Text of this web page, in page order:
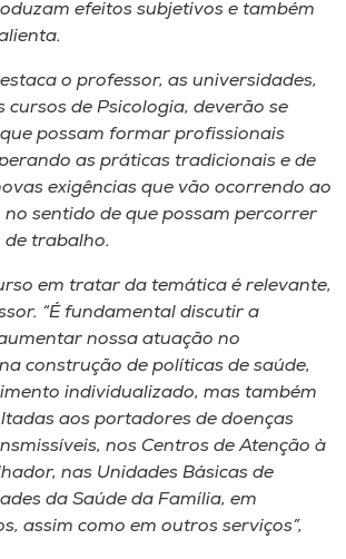
efeitos subjetivos e também
o professor, as universidades,
cursos de Psicologia, deverão se
possam formar profissionais
as práticas tradicionais e de
exigências que vão ocorrendo ao
sentido de que possam percorrer
de trabalho.
em tratar da temática é relevante,
“É fundamental discutir a
nossa atuação no
construção de políticas de saúde,
individualizado, mas também
aos portadores de doenças
nos Centros de Atenção à
nas Unidades Básicas de
da Saúde da Família, em
assim como em outros serviços”,